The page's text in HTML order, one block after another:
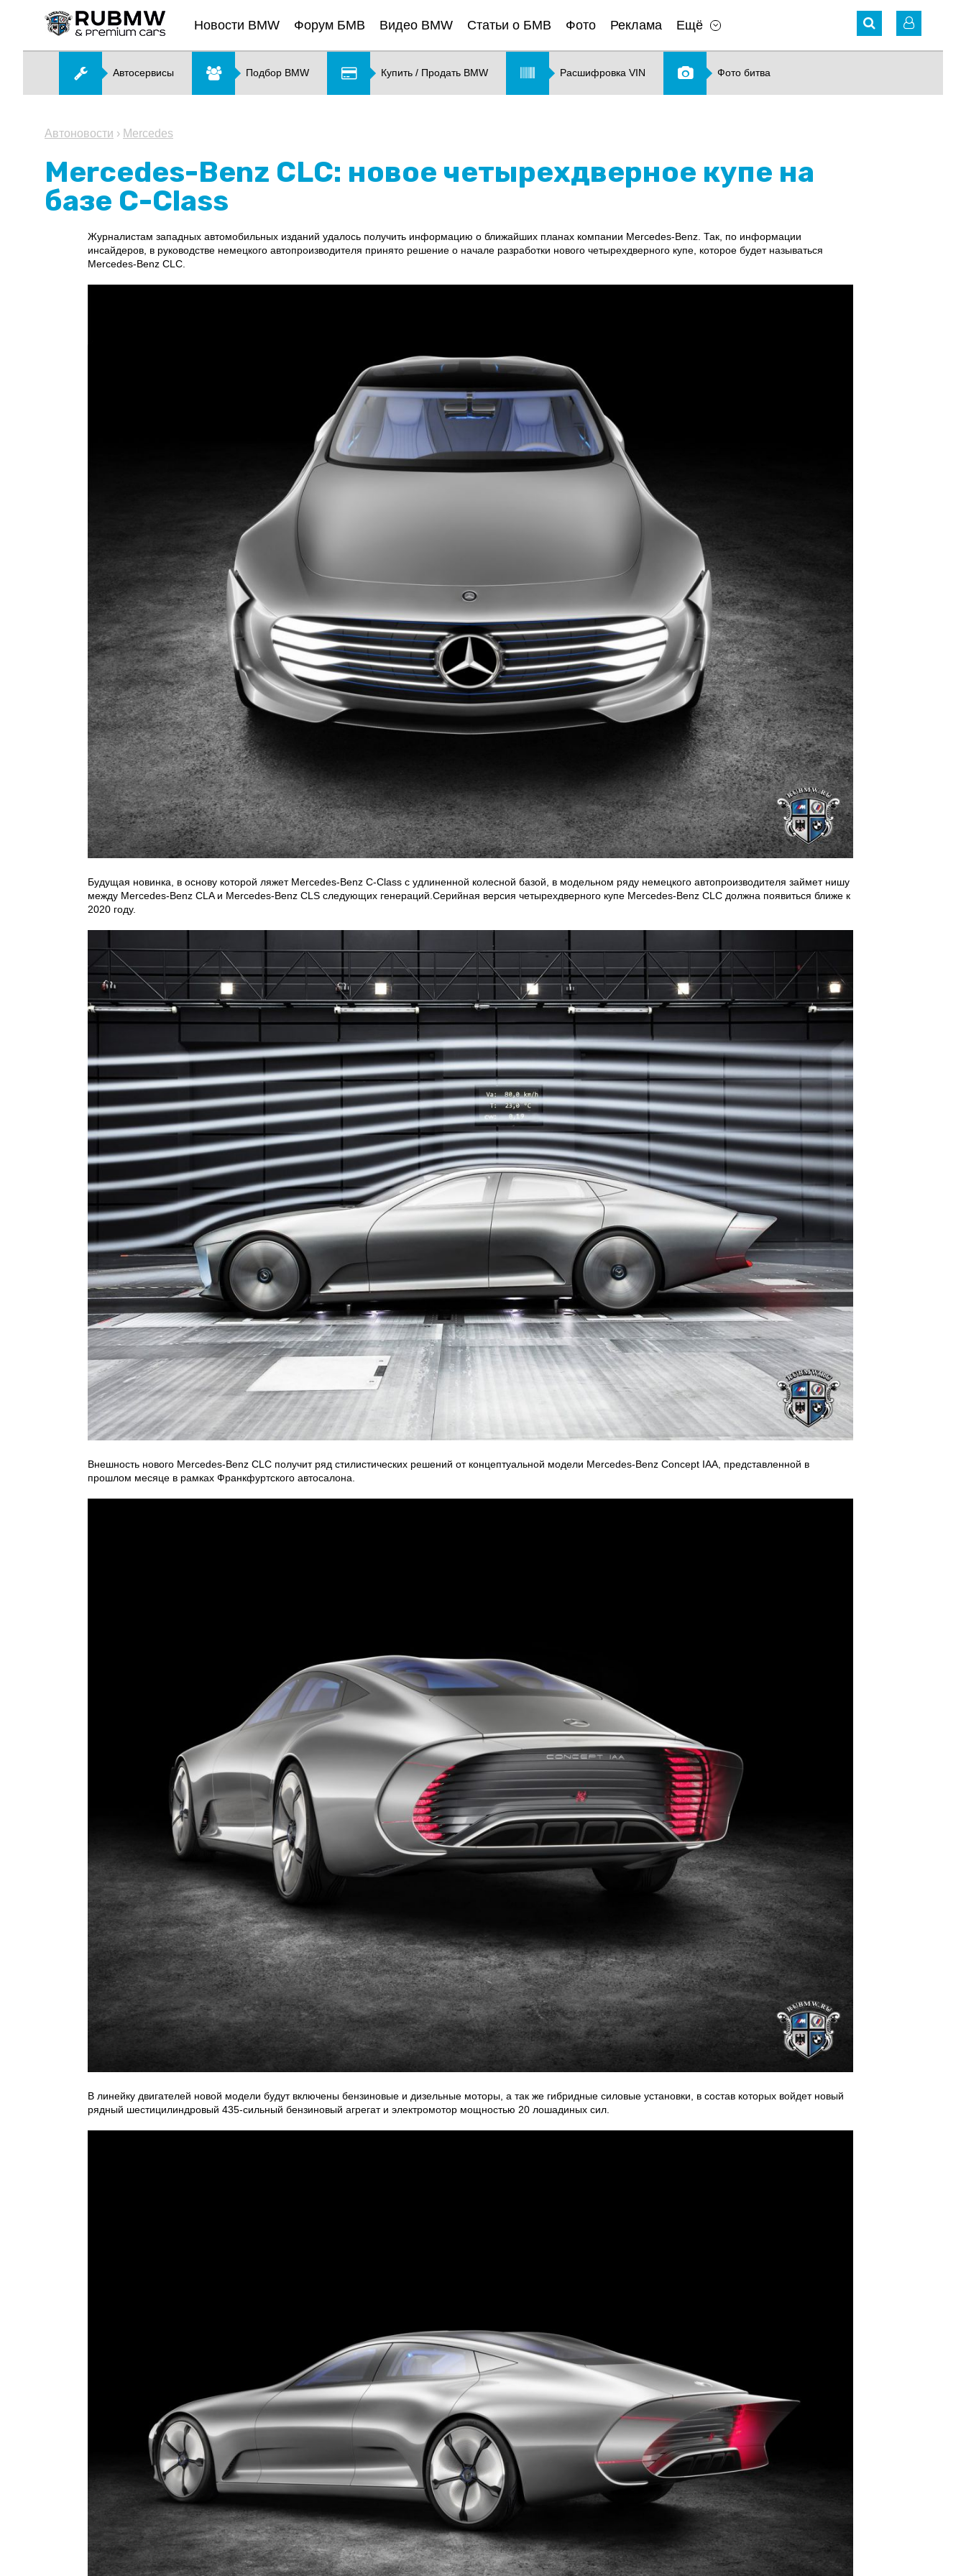
Новости BMW Форум БМВ Видео BMW Статьи о БМВ Фото Реклама Ещё
Автосервисы Подбор BMW Купить / Продать BMW Расшифровка VIN Фото битва
Автоновости › Mercedes
Mercedes-Benz CLC: новое четырехдверное купе на
базе C-Class
Журналистам западных автомобильных изданий удалось получить информацию о ближайших планах компании Mercedes-Benz. Так, по информации
инсайдеров, в руководстве немецкого автопроизводителя принято решение о начале разработки нового четырехдверного купе, которое будет называться
Mercedes-Benz CLC.
Будущая новинка, в основу которой ляжет Mercedes-Benz C-Class с удлиненной колесной базой, в модельном ряду немецкого автопроизводителя займет нишу
между Mercedes-Benz CLA и Mercedes-Benz CLS следующих генераций.Серийная версия четырехдверного купе Mercedes-Benz CLC должна появиться ближе к
2020 году.
Внешность нового Mercedes-Benz CLC получит ряд стилистических решений от концептуальной модели Mercedes-Benz Concept IAA, представленной в
прошлом месяце в рамках Франкфуртского автосалона.
В линейку двигателей новой модели будут включены бензиновые и дизельные моторы, а так же гибридные силовые установки, в состав которых войдет новый
рядный шестицилиндровый 435-сильный бензиновый агрегат и электромотор мощностью 20 лошадиных сил.